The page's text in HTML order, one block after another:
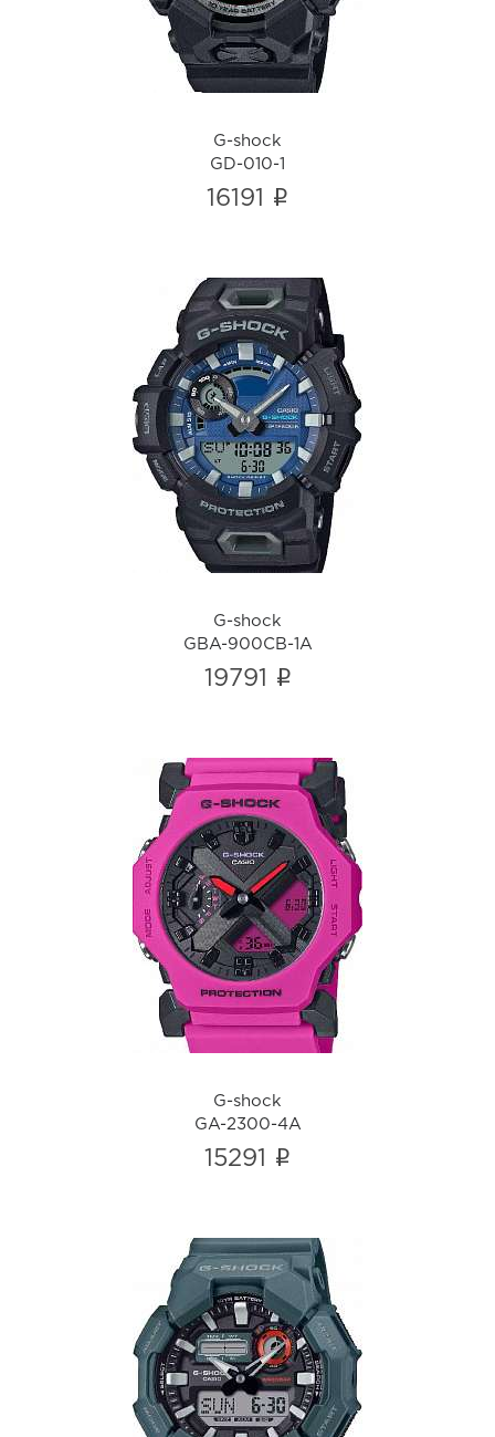
G-shock
GD-010-1
16191 i
G-shock
GBA-900CB-1A
i
G-shock
GBA-900CB-1A
19791 i
G-shock
GA-2300-4A
i
G-shock
GA-2300-4A
15291 i
G-shock
GA-010-2A
i